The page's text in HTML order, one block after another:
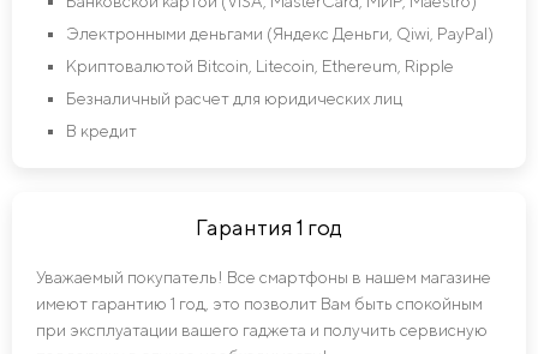
Электронными деньгами (Яндекс Деньги, Qiwi, PayPal)
Криптовалютой Bitcoin, Litecoin, Ethereum, Ripple
Безналичный расчет для юридических лиц
В кредит
Гарантия 1 год
Уважаемый покупатель! Все смартфоны в нашем магазине
имеют гарантию 1 год, это позволит Вам быть спокойным
при эксплуатации вашего гаджета и получить сервисную